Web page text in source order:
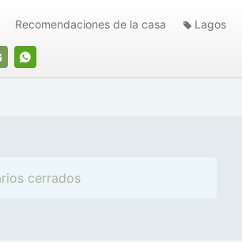
WHATSAPP
Recomendaciones de la casa Lagos
cerrados